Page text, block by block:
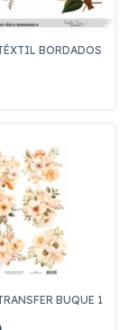
BORDADOS
BUQUE 1